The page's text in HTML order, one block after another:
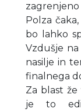
Polza
bo lahko
Vzdušje
nasilje in
finalnega
Za blast
je to